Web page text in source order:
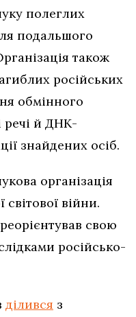
полеглих
подальшого
також
російських
обмінного
речі й ДНК-
знайдених осіб.
організація
світової війни.
свою
російсько-
ділився з